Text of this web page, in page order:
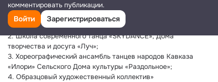
хореографические коллективы Хостинского района:
1. Хореографический ансамбль танцев народов Кавказа
«Сиони», Дома творчества «Детство»;
2. Школа современного танца «SKYDANCE», Дома
творчества и досуга «Луч»;
3. Хореографический ансамбль танцев народов Кавказа
«Илори» Сельского Дома культуры «Раздольное»;
4. Образцовый художественный коллектив»
комментировать публикации.
Войти Зарегистрироваться